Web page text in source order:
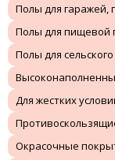
Полы для гаражей,
Полы для пищевой
Полы для
Для жестких
Окрасочные